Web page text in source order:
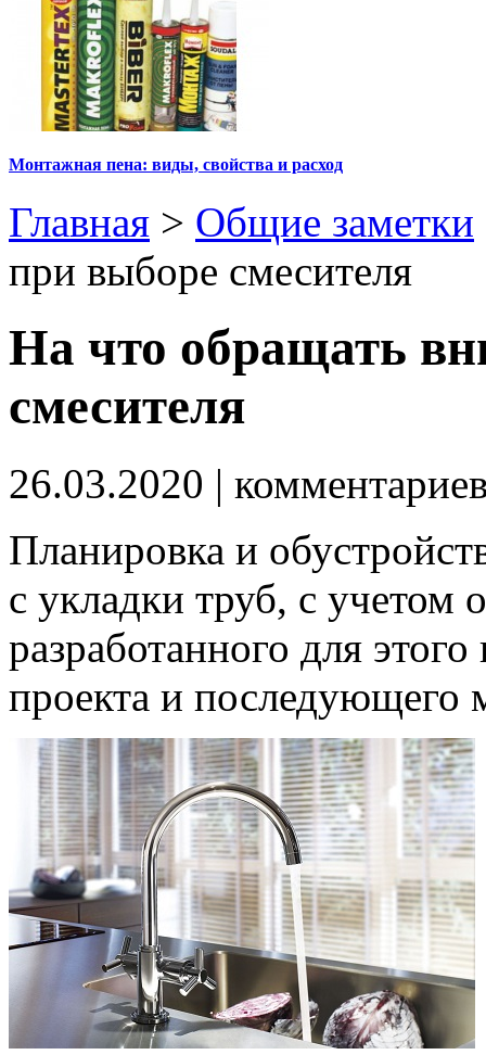
Монтажная пена: виды, свойства и расход
Главная > Общие заметки
при выборе смесителя
На что обращать
смесителя
26.03.2020 |
Планировка и
с укладки труб, с учетом
разработанного для
проекта и последующего